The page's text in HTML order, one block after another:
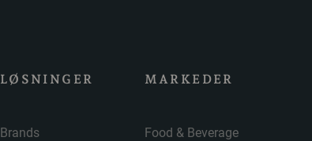
LØSNINGER
Brands
MARKEDER
Food & Beverage